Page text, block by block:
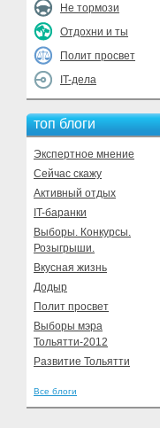
Не тормози
Отдохни и ты
Полит просвет
IT-дела
топ блоги
Экспертное мнение
Сейчас скажу
Активный отдых
IT-баранки
Выборы. Конкурсы.
Розыгрыши.
Вкусная жизнь
Додыр
Полит просвет
Выборы мэра
Тольятти-2012
Развитие Тольятти
Все блоги